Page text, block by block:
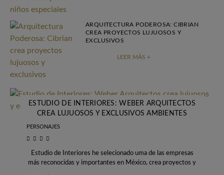
ARQUITECTURA PODEROSA: CIBRIAN
CREA PROYECTOS LUJUOSOS Y
EXCLUSIVOS
LEER MÁS +
ESTUDIO DE INTERIORES: WEBER ARQUITECTOS
CREA LUJUOSOS Y EXCLUSIVOS AMBIENTES
PERSONAJES
Estudio de Interiores he selecionado uma de las empresas
más reconocidas y importantes en México, crea proyectos y